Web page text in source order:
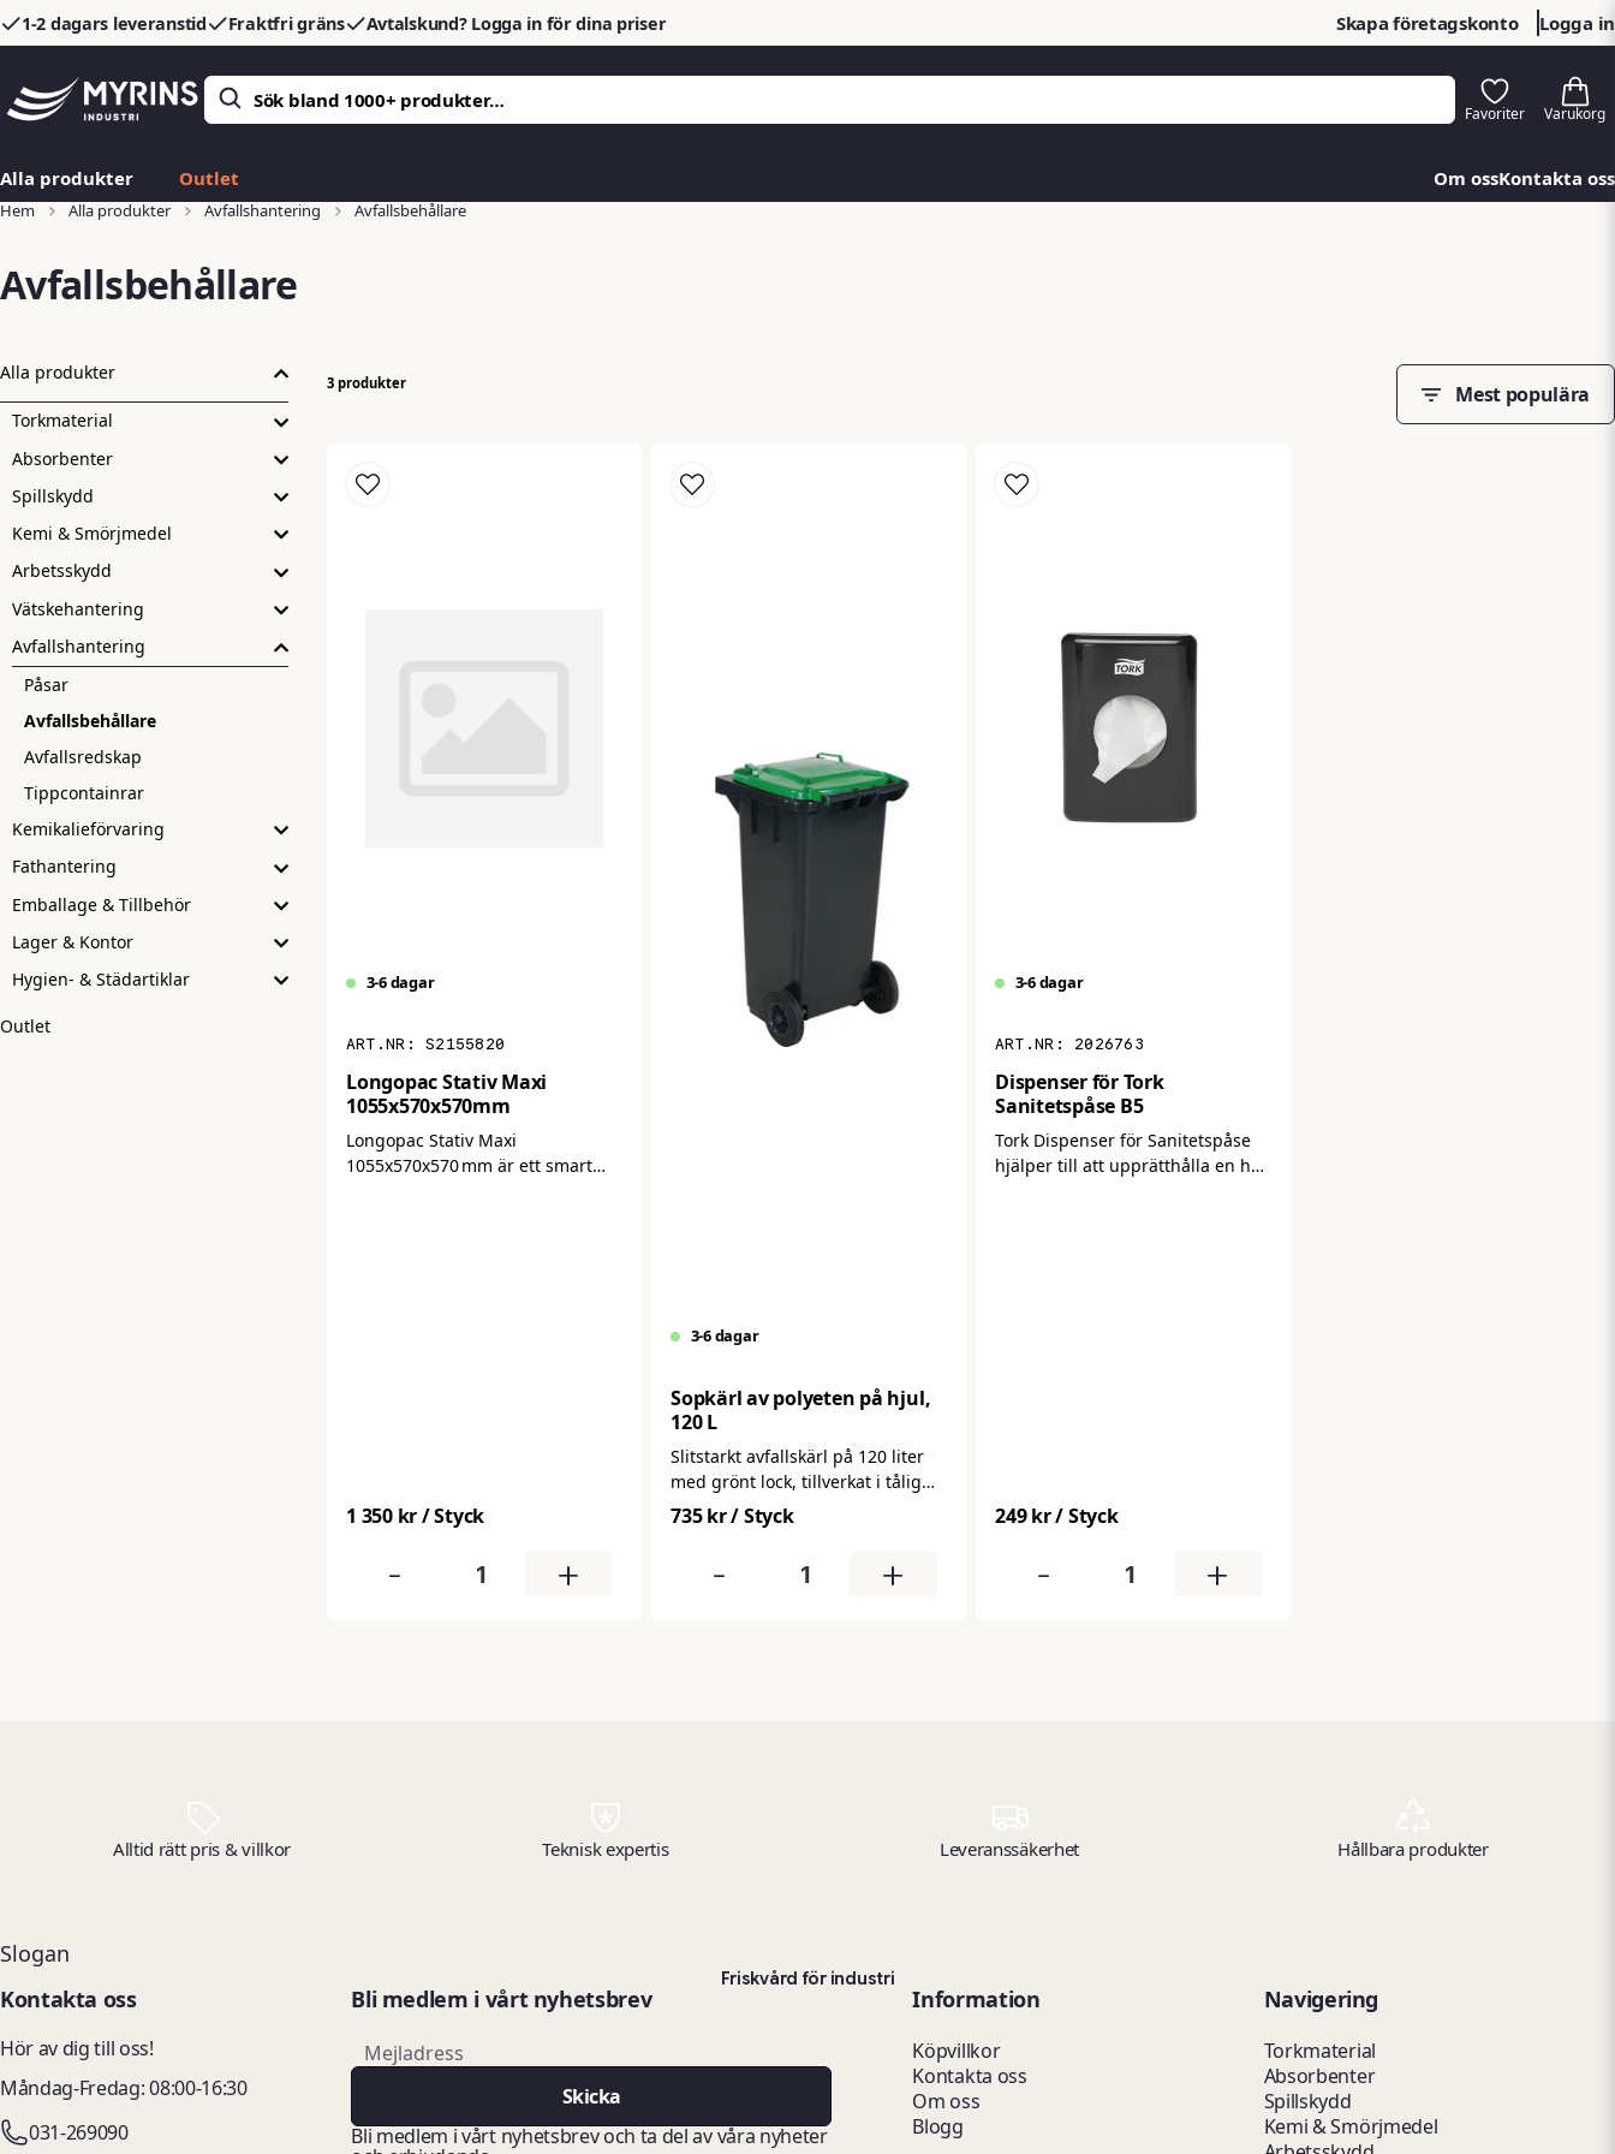
1-2 dagars leveranstid Fraktfri gräns Avtalskund? Logga in för dina priser Skapa företagskonto Logga in
Alla produkter Outlet Om ossKontakta oss
Hem Alla produkter Avfallshantering Avfallsbehållare
Avfallsbehållare
Alla produkter
Torkmaterial
Absorbenter
Spillskydd
Kemi & Smörjmedel
Arbetsskydd
Vätskehantering
Avfallshantering
Påsar
Avfallsbehållare
Avfallsredskap
Tippcontainrar
Kemikalieförvaring
Fathantering
Emballage & Tillbehör
Lager & Kontor
Hygien- & Städartiklar
Outlet
3 produkter Mest populära
3-6 dagar
S2155820
Longopac Stativ Maxi
1055x570x570mm
Longopac Stativ Maxi
1055x570x570 mm är ett smart
1 350 kr/ Styck
- +
3-6 dagar
Sopkärl av polyeten på hjul,
120 L
Slitstarkt avfallskärl på 120 liter
med grönt lock, tillverkat i tålig
HDPE-plast. Klarar kyla, värme,
kemikalier och UV-strålning och
källsortering och allmänt avfall i
735 kr/ Styck
- +
3-6 dagar
2026763
Dispenser för Tork
Sanitetspåse B5
Tork Dispenser för Sanitetspåse
hjälper till att upprätthålla en hög
249 kr/ Styck
- +
Alltid rätt pris & villkor Teknisk expertis Leveranssäkerhet Hållbara produkter
Slogan
Friskvård för industri
Kontakta oss
Hör av dig till oss!
Måndag-Fredag: 08:00-16:30
031-269090
Bli medlem i vårt nyhetsbrev
email
Mejladress
Skicka
Bli medlem i vårt nyhetsbrev och ta del av våra nyheter
Information
Köpvillkor
Kontakta oss
Om oss
Blogg
Navigering
Torkmaterial
Absorbenter
Spillskydd
Kemi & Smörjmedel